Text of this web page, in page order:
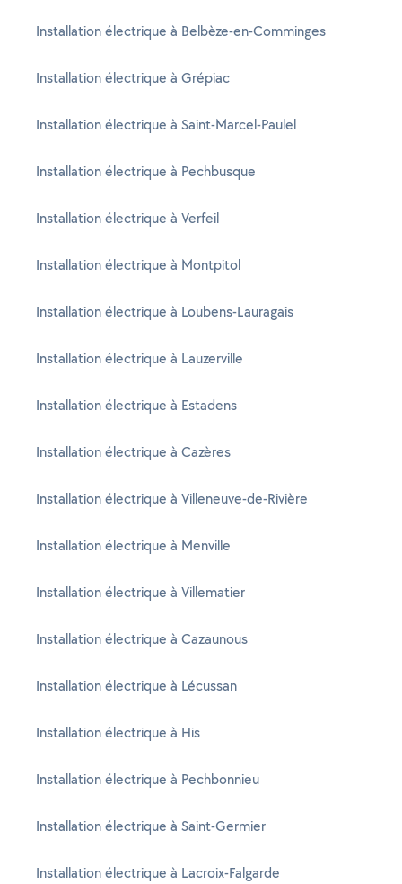
Installation électrique à Belbèze-en-Comminges
Installation électrique à Grépiac
Installation électrique à Saint-Marcel-Paulel
Installation électrique à Pechbusque
Installation électrique à Verfeil
Installation électrique à Montpitol
Installation électrique à Loubens-Lauragais
Installation électrique à Lauzerville
Installation électrique à Estadens
Installation électrique à Cazères
Installation électrique à Villeneuve-de-Rivière
Installation électrique à Menville
Installation électrique à Villematier
Installation électrique à Cazaunous
Installation électrique à Lécussan
Installation électrique à His
Installation électrique à Pechbonnieu
Installation électrique à Saint-Germier
Installation électrique à Lacroix-Falgarde